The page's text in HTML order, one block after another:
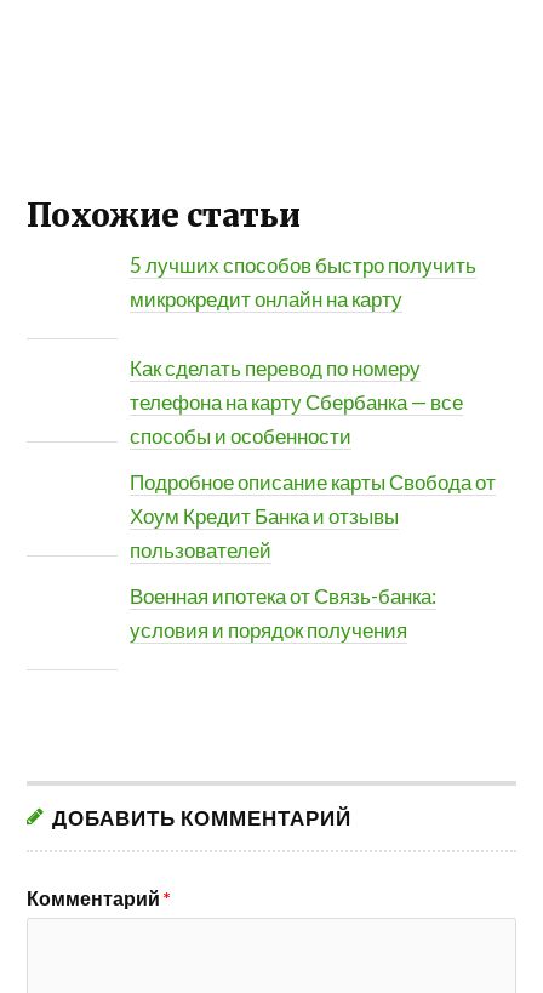
Похожие статьи
5 лучших способов быстро получить
микрокредит онлайн на карту
Как сделать перевод по номеру
телефона на карту Сбербанка — все
способы и особенности
Подробное описание карты Свобода от
Хоум Кредит Банка и отзывы
пользователей
Военная ипотека от Связь-банка:
условия и порядок получения
ДОБАВИТЬ КОММЕНТАРИЙ
Комментарий *